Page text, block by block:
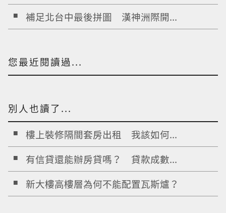
補足北台中最後拼圖 漢神洲際開...
您最近閱讀過...
別人也讀了...
樓上裝修隔間套房出租 我該如何...
有信貸還能辦房貸嗎？ 貸款成數...
新大樓高樓層為何不能配置瓦斯爐？